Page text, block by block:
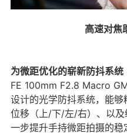
高速对焦
为微距优化的崭新防抖系统
FE 100mm F2.8 Macro
设计的光学防抖系统，能够
位移（上/下/左/右）、以
一步提升手持微距拍摄的稳